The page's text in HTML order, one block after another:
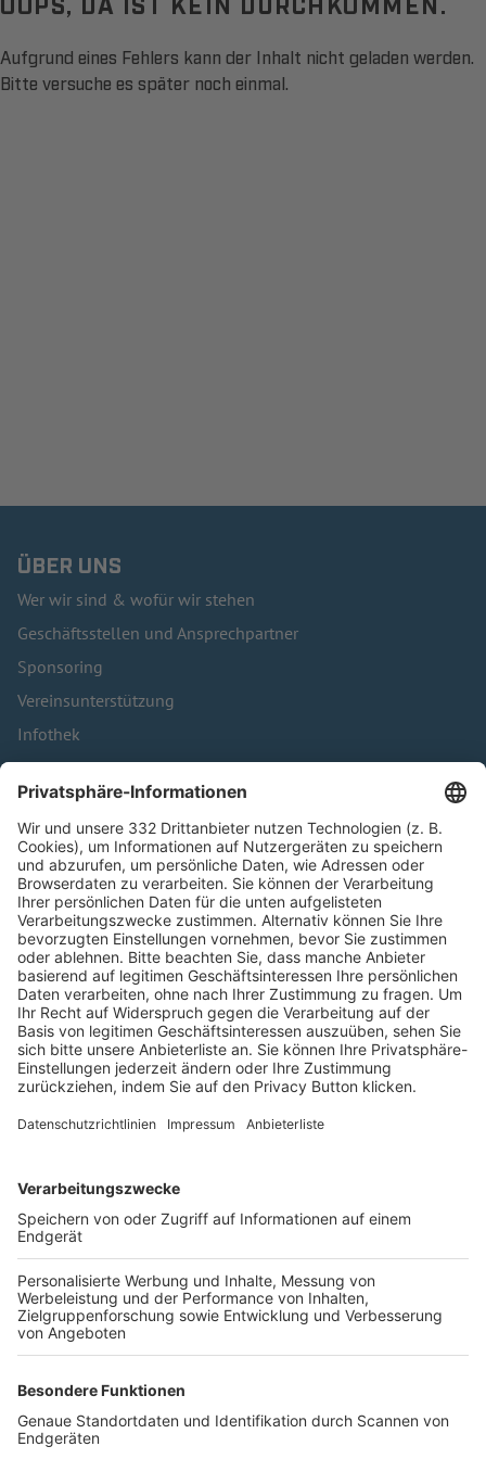
Aufgrund eines Fehlers kann der Inhalt nicht geladen werden.
Bitte versuche es später noch einmal.
ÜBER UNS
Wer wir sind & wofür wir stehen
Geschäftsstellen und Ansprechpartner
Sponsoring
Vereinsunterstützung
Infothek
Kontakt
HÄUFIG BESUCHTE SEITEN
Pässe und Vereinswechsel
Trainerausbildung
Schulungsangebot Vereinsmitarbeiter
BFV-Geschäftsstellen
Trainerbörse
Login SpielPlus
FOLGE DEM BFV
TOP-VEREINE
TOP-PARTNER